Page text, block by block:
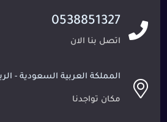
0538851327
اتصل بنا الان
المملكة العربية السعودية -
مكان تواجدنا